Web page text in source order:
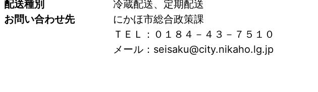
配送種別
冷蔵配送、定期配送
お問い合わせ先
にかほ市総合政策課
ＴＥＬ：０１８４－４３－７５１０
メール：seisaku@city.nikaho.lg.jp